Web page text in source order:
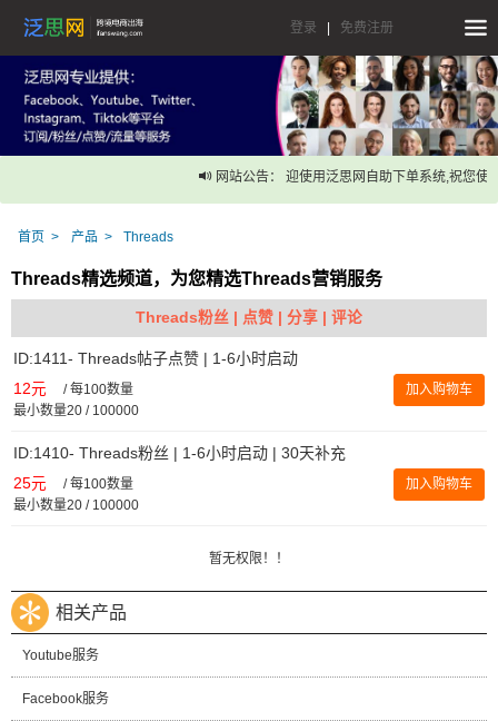
登录 免费注册
网站公告： 迎使用泛思网自助下单系统,祝您使用
首页 产品 Threads
Threads精选频道，为您精选Threads营销服务
Threads粉丝 | 点赞 | 分享 | 评论
ID:1411- Threads帖子点赞 | 1-6小时启动
12元 /每100数量
最小数量20 / 100000
加入购物车
ID:1410- Threads粉丝 | 1-6小时启动 | 30天补充
25元 /每100数量
最小数量20 / 100000
加入购物车
暂无权限！！
相关产品
Youtube服务
Facebook服务